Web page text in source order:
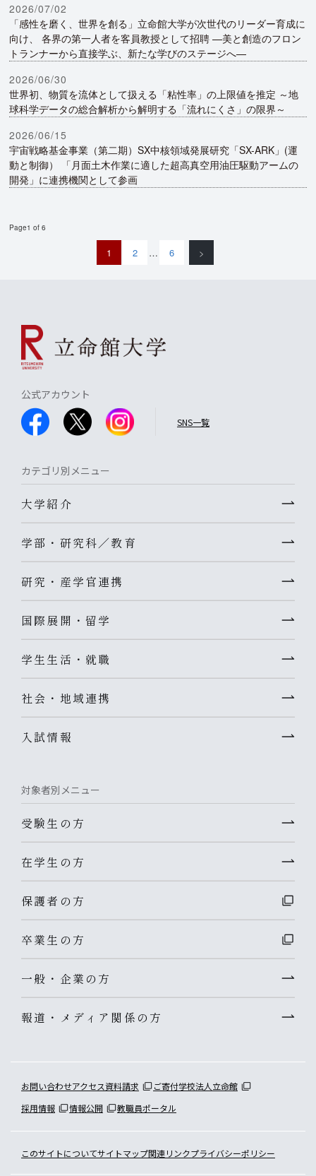
2026/07/02
「感性を磨く、世界を創る」立命館大学が次世代のリーダー育成に
向け、 各界の第一人者を客員教授として招聘 —美と創造のフロン
トランナーから直接学ぶ、新たな学びのステージへ—
2026/06/30
世界初、物質を流体として扱える「粘性率」の上限値を推定 ～地
球科学データの総合解析から解明する「流れにくさ」の限界～
2026/06/15
宇宙戦略基金事業（第二期）SX中核領域発展研究「SX-ARK」(運
動と制御） 「月面土木作業に適した超高真空用油圧駆動アームの
開発」に連携機関として参画
Page1 of 6
1 2 … 6 >
公式アカウント
SNS一覧
カテゴリ別メニュー
大学紹介
学部・研究科／教育
研究・産学官連携
国際展開・留学
学生生活・就職
社会・地域連携
入試情報
対象者別メニュー
受験生の方
在学生の方
保護者の方
卒業生の方
一般・企業の方
報道・メディア関係の方
お問い合わせアクセス資料請求 ご寄付学校法人立命館
採用情報
情報公開 教職員ポータル
このサイトについてサイトマップ関連リンクプライバシーポリシー